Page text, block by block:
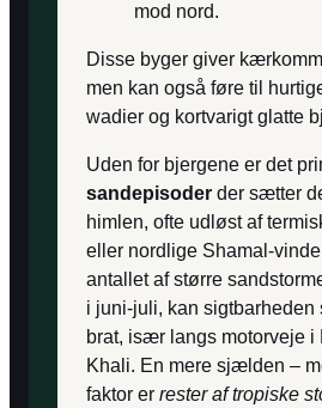
mod nord.
Disse byger giver
men kan også føre til
wadier og kortvarigt glatte
Uden for bjergene er det
sandepisoder der sætter
himlen, ofte udløst af
eller nordlige Shamal-
antallet af større
i juni-juli, kan sigtbarheden
brat, især langs motorveje i
Khali. En mere sjælden –
faktor er rester af tropiske